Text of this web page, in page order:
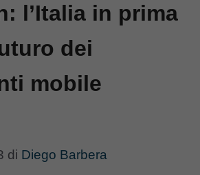
l’Italia in prima
dei
mobile
di Diego Barbera